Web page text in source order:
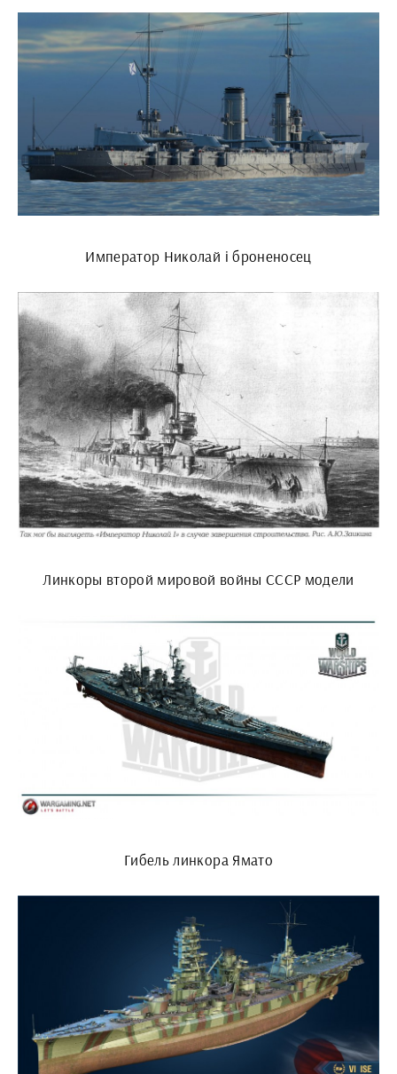
Император Николай i броненосец
Линкоры второй мировой войны СССР модели
Гибель линкора Ямато